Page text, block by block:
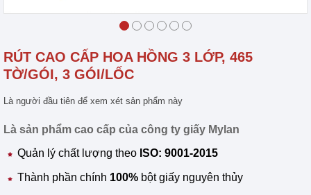
RÚT CAO CẤP HOA HỒNG 3 LỚP, 465
TỜ/GÓI, 3 GÓI/LỐC
Là người đầu tiên để xem xét sản phẩm này
Là sản phẩm cao cấp của công ty giấy Mylan
Quản lý chất lượng theo ISO: 9001-2015
Thành phần chính 100% bột giấy nguyên thủy